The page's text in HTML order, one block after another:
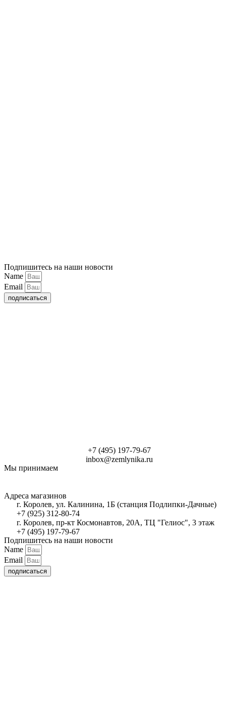
Подпишитесь на наши новости
Name
Email
подписаться
+7 (495) 197-79-67
inbox@zemlynika.ru
Мы принимаем
Адреса магазинов
г. Королев, ул. Калинина, 1Б (станция Подлипки-Дачные)
+7 (925) 312-80-74
г. Королев, пр-кт Космонавтов, 20А, ТЦ "Гелиос", 3 этаж
+7 (495) 197-79-67
Подпишитесь на наши новости
Name
Email
подписаться